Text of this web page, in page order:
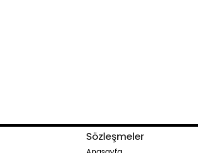
Sözleşmeler